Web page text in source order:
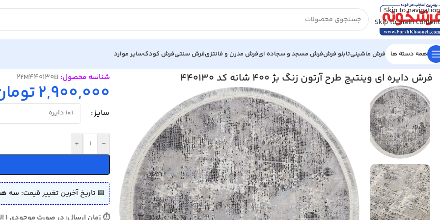
Skip to navigation
Skip to main content
همه دسته ها فرش ماشینیتابلو فرشفرش مسجد و سجاده ایفرش مدرن و فانتزیفرش سنتیفرش کودکسایر موارد
خانه/فرش گرد، بیضی
فرش دایره ای وینتیج طرح آرتون زنگ بژ 400 شانه کد 440130 شناسه محصول: 22M440130B
2,900,000
سایز
-
+
📅 تاریخ آخرین تغییر قیمت: سه هفته
⏱ زمان ارسال: در صورت موجودی 1 الی 3 روز - در صورت نیاز به بافت 10 الی 15 روز ارسال می گردد